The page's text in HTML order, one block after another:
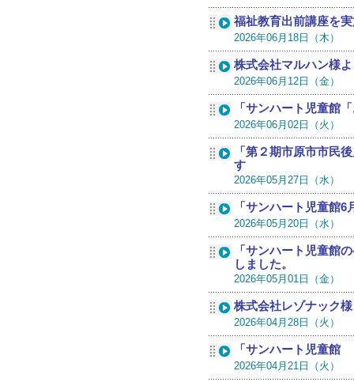
福祉教育出前講座を
2026年06月18日（木）
株式会社マルハン様
2026年06月12日（金）
「サンハート児童館
2026年06月02日（火）
「第２期市原市市民
す
2026年05月27日（水）
「サンハート児童館
2026年05月20日（水）
「サンハート児童館
しました。
2026年05月01日（金）
株式会社レゾナック
2026年04月28日（火）
「サンハート児童館
2026年04月21日（火）